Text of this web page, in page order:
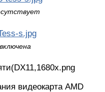
видеокарта AMD